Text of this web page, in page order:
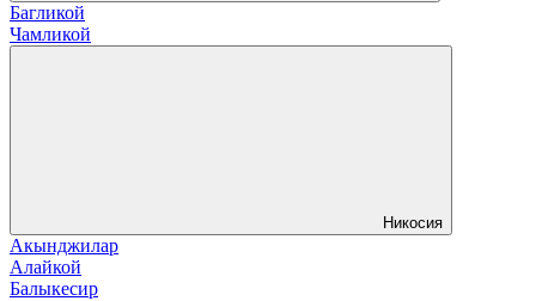
Багликой
Чамликой
Никосия
Акынджилар
Алайкой
Балыкесир